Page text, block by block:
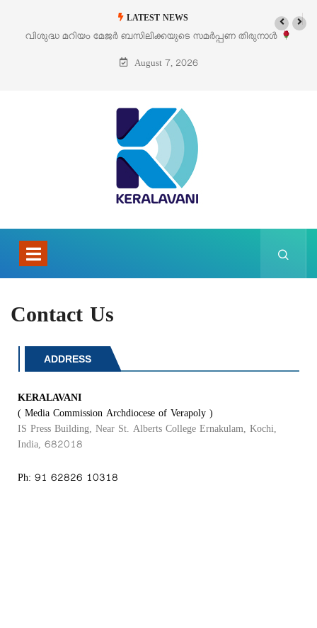
LATEST NEWS
വിശുദ്ധ മറിയം മേജർ ബസിലിക്കയുടെ സമർപ്പണ തിരുനാൾ
ഓഗസ്റ്റ് 5 –
August 7, 2026
Contact Us
ADDRESS
KERALAVANI
( Media Commission Archdiocese of Verapoly )
IS Press Building, Near St. Alberts College Ernakulam, Kochi,
India, 682018
Ph: 91 62826 10318